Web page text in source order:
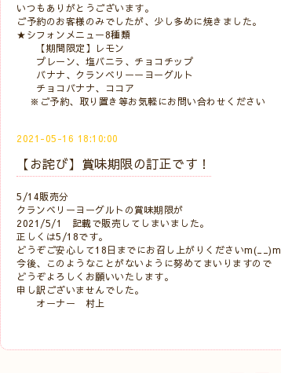
いつもありがとうございます。
ご予約のお客様のみでしたが、少し多めに焼きました。
★シフォンメニュー8種類
【期間限定】レモン
プレーン、塩バニラ、チョコチップ
バナナ、クランベリーーヨーグルト
チョコバナナ、ココア
※ご予約、取り置き等お気軽にお問い合わせください
2021-05-16 18:10:00
【お詫び】賞味期限の訂正です！
5/14販売分
クランベリーヨーグルトの賞味期限が
2021/5/1 記載で販売してしまいました。
正しくは5/18です。
どうぞご安心して18日までにお召し上がりくださいm(__)m
今後、このようなことがないように努めてまいりますので
どうぞよろしくお願いいたします。
申し訳ございませんでした。
オーナー 村上